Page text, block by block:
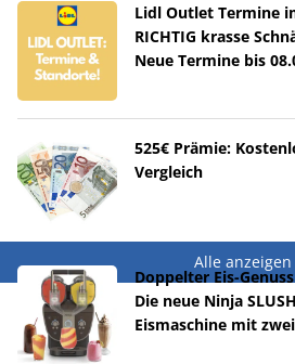
Lidl Outlet Termine
RICHTIG krasse
Neue Termine bis
525€ Prämie:
Vergleich
Alle anzeigen
Doppelter Eis-
Die neue Ninja
Eismaschine mit